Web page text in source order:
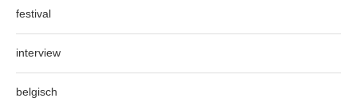
festival
interview
belgisch